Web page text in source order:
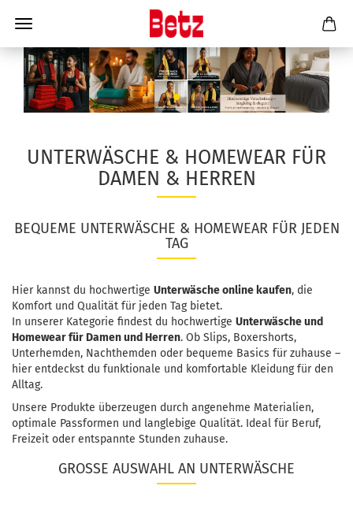
UNTERWÄSCHE & HOMEWEAR FÜR
DAMEN & HERREN
BEQUEME UNTERWÄSCHE & HOMEWEAR FÜR JEDEN
TAG
Hier kannst du hochwertige Unterwäsche online kaufen, die
Komfort und Qualität für jeden Tag bietet.
In unserer Kategorie findest du hochwertige Unterwäsche und
Homewear für Damen und Herren. Ob Slips, Boxershorts,
Unterhemden, Nachthemden oder bequeme Basics für zuhause –
hier entdeckst du funktionale und komfortable Kleidung für den
Alltag.
Unsere Produkte überzeugen durch angenehme Materialien,
optimale Passformen und langlebige Qualität. Ideal für Beruf,
Freizeit oder entspannte Stunden zuhause.
GROSSE AUSWAHL AN UNTERWÄSCHE